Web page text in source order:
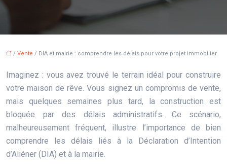
/ Vente / DIA et mairie : comprendre les délais pour votre projet immobilier
Imaginez : vous avez trouvé le terrain idéal pour construire
votre maison de rêve. Vous signez un compromis de vente,
mais quelques semaines plus tard, la construction est
bloquée par des délais administratifs. Ce scénario,
malheureusement fréquent, illustre l’importance de bien
comprendre les délais liés à la Déclaration d’Intention
d’Aliéner (DIA) et à la mairie.